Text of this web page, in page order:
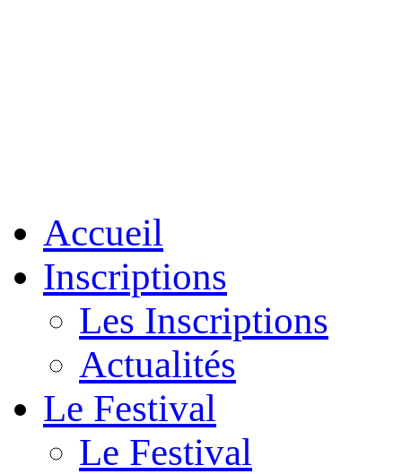
Accueil
Inscriptions
Les Inscriptions
Actualités
Le Festival
Le Festival